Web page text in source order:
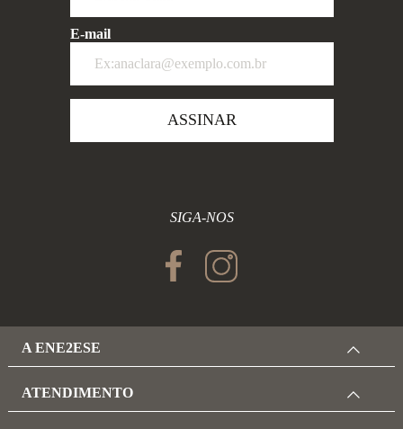
E-mail
ASSINAR
SIGA-NOS
A ENE2ESE
ATENDIMENTO